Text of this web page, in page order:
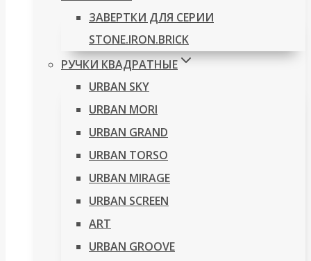
ЗАВЕРТКИ ДЛЯ СЕРИИ
STONE.IRON.BRICK
РУЧКИ КВАДРАТНЫЕ
URBAN SKY
URBAN MORI
URBAN GRAND
URBAN TORSO
URBAN MIRAGE
URBAN SCREEN
ART
URBAN GROOVE